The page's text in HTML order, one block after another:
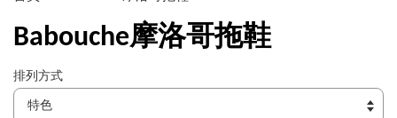
Babouche摩洛哥拖鞋
排列方式